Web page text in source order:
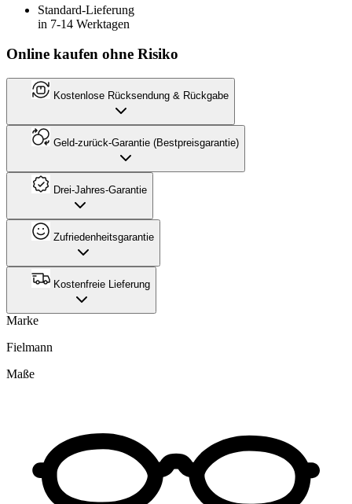
Standard-Lieferung
in 7-14 Werktagen
Online kaufen ohne Risiko
Kostenlose Rücksendung & Rückgabe
Geld-zurück-Garantie (Bestpreisgarantie)
Drei-Jahres-Garantie
Zufriedenheitsgarantie
Kostenfreie Lieferung
Marke
Fielmann
Maße